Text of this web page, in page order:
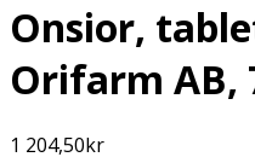
Onsior,
Orifarm AB,
1 204,50kr